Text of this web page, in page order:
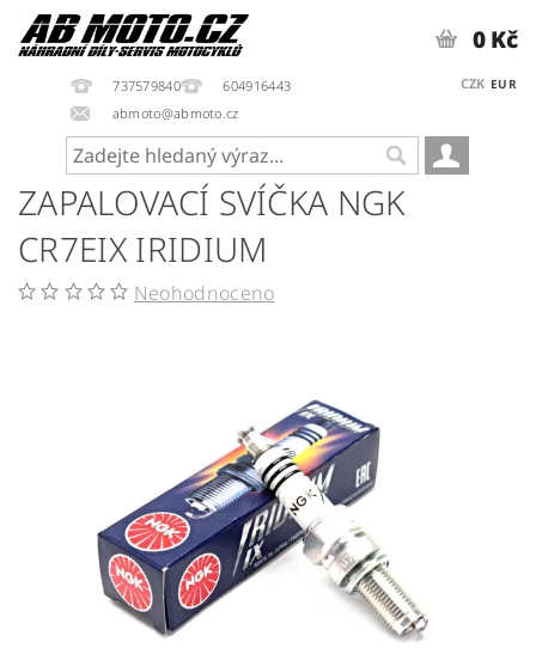
737579840
604916443
abmoto@abmoto.cz
CZK EUR
0 Kč
ZAPALOVACÍ SVÍČKA NGK
CR7EIX IRIDIUM
Neohodnoceno